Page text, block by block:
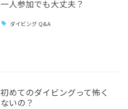
一人参加でも大丈夫？
ダイビング Q&A
初めてのダイビングって怖く
ないの？